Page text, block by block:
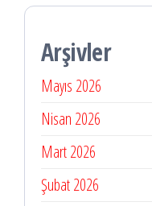
Arşivler
Mayıs 2026
Nisan 2026
Mart 2026
Şubat 2026